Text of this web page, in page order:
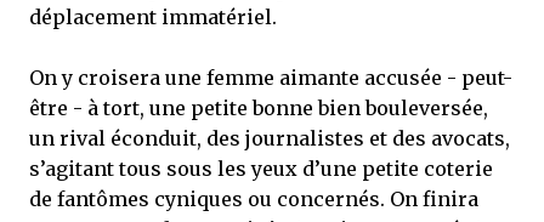
déplacement immatériel.
On y croisera une femme aimante accusée - peut-
être - à tort, une petite bonne bien bouleversée,
un rival éconduit, des journalistes et des avocats,
s’agitant tous sous les yeux d’une petite coterie
de fantômes cyniques ou concernés. On finira